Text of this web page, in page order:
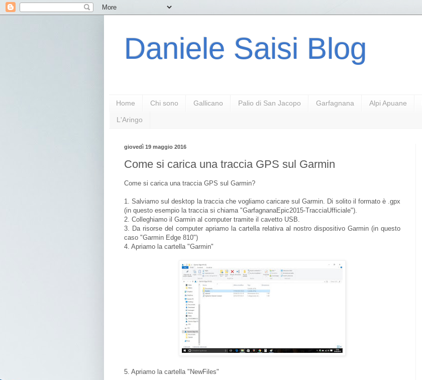
Daniele Saisi Blog
Home Chi sono Gallicano Palio di San Jacopo Garfagnana Alpi Apuane
L'Aringo
giovedì 19 maggio 2016
Come si carica una traccia GPS sul Garmin
Come si carica una traccia GPS sul Garmin?
1. Salviamo sul desktop la traccia che vogliamo caricare sul Garmin. Di solito il formato è .gpx
(in questo esempio la traccia si chiama "GarfagnanaEpic2015-TracciaUfficiale").
2. Colleghiamo il Garmin al computer tramite il cavetto USB.
3. Da risorse del computer apriamo la cartella relativa al nostro dispositivo Garmin (in questo
caso "Garmin Edge 810")
4. Apriamo la cartella "Garmin"
5. Apriamo la cartella "NewFiles"